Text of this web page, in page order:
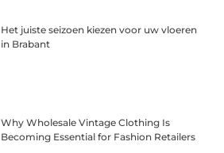
Het juiste seizoen kiezen voor uw vloeren
in Brabant
Why Wholesale Vintage Clothing Is
Becoming Essential for Fashion Retailers